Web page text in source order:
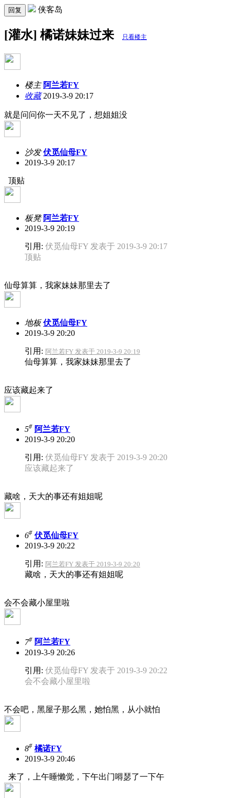
回复 侠客岛
[灌水] 橘诺妹妹过来 只看楼主
楼主 阿兰若FY
收藏2019-3-9 20:17
就是问问你一天不见了，想姐姐没
沙发 伏觅仙母FY
2019-3-9 20:17
顶贴
板凳 阿兰若FY
2019-3-9 20:19
引用: 伏觅仙母FY 发表于 2019-3-9 20:17
顶贴
仙母算算，我家妹妹那里去了
地板 伏觅仙母FY
2019-3-9 20:20
引用: 阿兰若FY 发表于 2019-3-9 20:19
仙母算算，我家妹妹那里去了
应该藏起来了
5# 阿兰若FY
2019-3-9 20:20
引用: 伏觅仙母FY 发表于 2019-3-9 20:20
应该藏起来了
藏啥，天大的事还有姐姐呢
6# 伏觅仙母FY
2019-3-9 20:22
引用: 阿兰若FY 发表于 2019-3-9 20:20
藏啥，天大的事还有姐姐呢
会不会藏小屋里啦
7# 阿兰若FY
2019-3-9 20:26
引用: 伏觅仙母FY 发表于 2019-3-9 20:22
会不会藏小屋里啦
不会吧，黑屋子那么黑，她怕黑，从小就怕
8# 橘诺FY
2019-3-9 20:46
来了，上午睡懒觉，下午出门嘚瑟了一下午